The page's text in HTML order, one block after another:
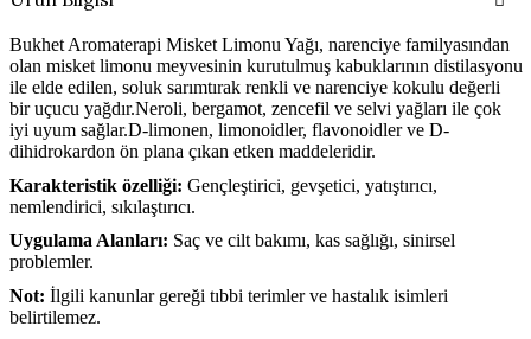
Bukhet Aromaterapi Misket Limonu Yağı, narenciye familyasından
olan misket limonu meyvesinin kurutulmuş kabuklarının distilasyonu
ile elde edilen, soluk sarımtırak renkli ve narenciye kokulu değerli
bir uçucu yağdır.Neroli, bergamot, zencefil ve selvi yağları ile çok
iyi uyum sağlar.D-limonen, limonoidler, flavonoidler ve D-
dihidrokardon ön plana çıkan etken maddeleridir.
Karakteristik özelliği: Gençleştirici, gevşetici, yatıştırıcı,
nemlendirici, sıkılaştırıcı.
Uygulama Alanları: Saç ve cilt bakımı, kas sağlığı, sinirsel
problemler.
Not: İlgili kanunlar gereği tıbbi terimler ve hastalık isimleri
belirtilemez.